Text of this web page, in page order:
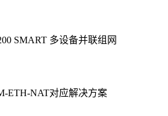
SMART 多设备并联组网
ETH-NAT对应解决方案